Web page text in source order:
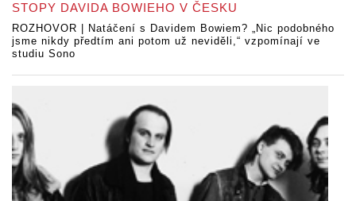
STOPY DAVIDA BOWIEHO V ČESKU
ROZHOVOR | Natáčení s Davidem Bowiem? „Nic podobného
jsme nikdy předtím ani potom už neviděli,“ vzpomínají ve
studiu Sono